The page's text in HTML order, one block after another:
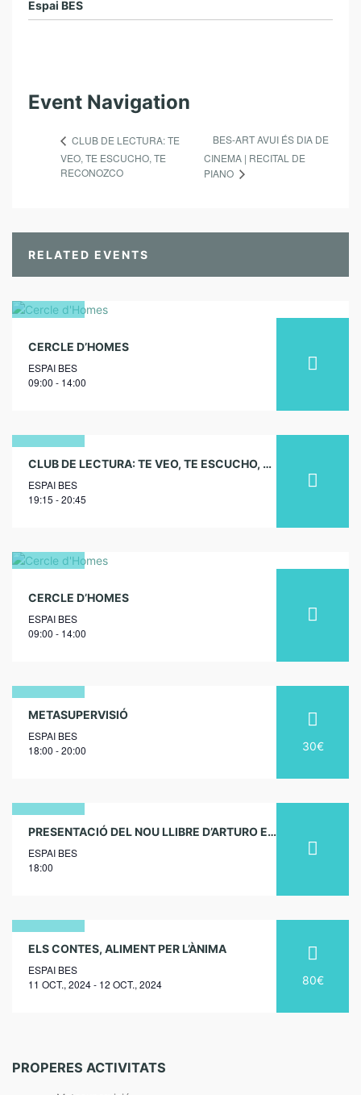
Espai BES
Event Navigation
CLUB DE LECTURA: TE
VEO, TE ESCUCHO, TE
RECONOZCO
BES-ART AVUI ÉS DIA DE
CINEMA | RECITAL DE
PIANO
RELATED EVENTS
desembre
2024
CERCLE D’HOMES
ESPAI BES
09:00 - 14:00
18
desembre
2025
CLUB DE LECTURA: TE VEO, TE ESCUCHO, TE RECONOZCO
ESPAI BES
19:15 - 20:45
març
2025
CERCLE D’HOMES
ESPAI BES
09:00 - 14:00
19
gener
2027
METASUPERVISIÓ
ESPAI BES
18:00 - 20:00
30€
21
abril
2026
PRESENTACIÓ DEL NOU LLIBRE D’ARTURO EZQUERRO
ESPAI BES
18:00
11
octubre
2024
ELS CONTES, ALIMENT PER L’ÀNIMA
ESPAI BES
11 OCT., 2024 - 12 OCT., 2024
80€
PROPERES ACTIVITATS